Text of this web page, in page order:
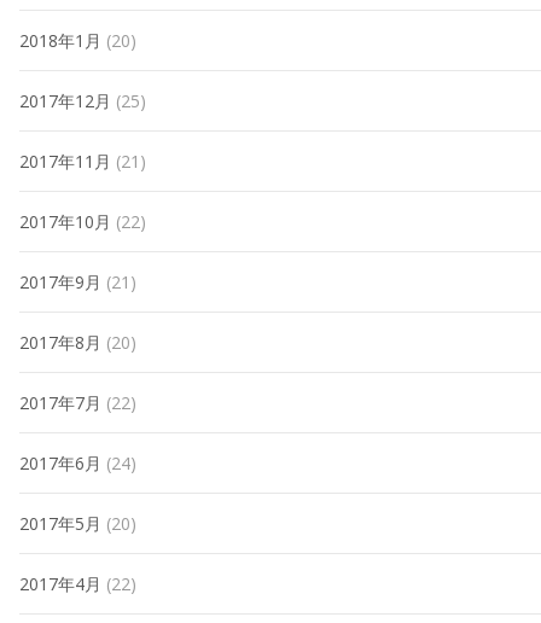
2018年1月 (20)
2017年12月 (25)
2017年11月 (21)
2017年10月 (22)
2017年9月 (21)
2017年8月 (20)
2017年7月 (22)
2017年6月 (24)
2017年5月 (20)
2017年4月 (22)